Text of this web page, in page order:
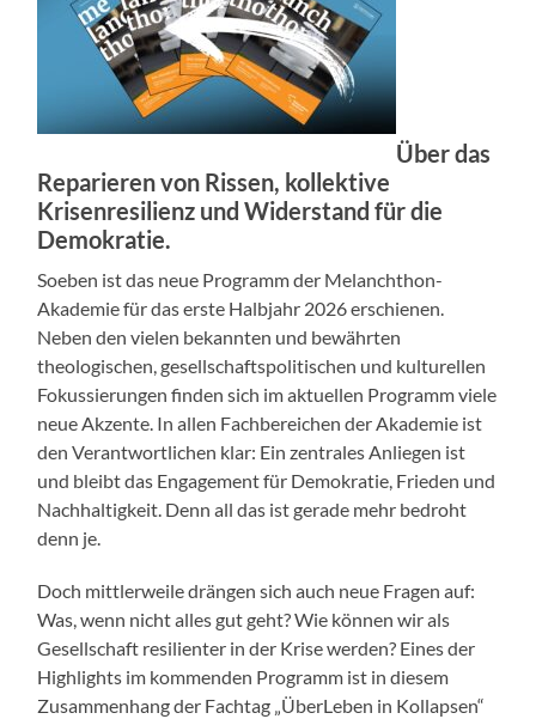
Über das
Reparieren von Rissen, kollektive
Krisenresilienz und Widerstand für die
Demokratie.
Soeben ist das neue Programm der Melanchthon-
Akademie für das erste Halbjahr 2026 erschienen.
Neben den vielen bekannten und bewährten
theologischen, gesellschaftspolitischen und kulturellen
Fokussierungen finden sich im aktuellen Programm viele
neue Akzente. In allen Fachbereichen der Akademie ist
den Verantwortlichen klar: Ein zentrales Anliegen ist
und bleibt das Engagement für Demokratie, Frieden und
Nachhaltigkeit. Denn all das ist gerade mehr bedroht
denn je.
Doch mittlerweile drängen sich auch neue Fragen auf:
Was, wenn nicht alles gut geht? Wie können wir als
Gesellschaft resilienter in der Krise werden? Eines der
Highlights im kommenden Programm ist in diesem
Zusammenhang der Fachtag „ÜberLeben in Kollapsen“